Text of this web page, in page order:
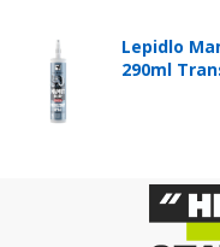
Lepidlo
290ml